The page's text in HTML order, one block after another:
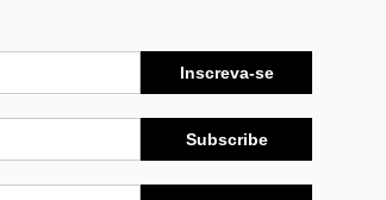
Inscreva-se
Subscribe